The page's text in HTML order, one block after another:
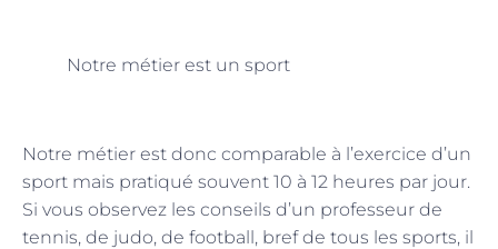
Notre métier est un sport
Notre métier est donc comparable à l’exercice d’un
sport mais pratiqué souvent 10 à 12 heures par jour.
Si vous observez les conseils d’un professeur de
tennis, de judo, de football, bref de tous les sports, il